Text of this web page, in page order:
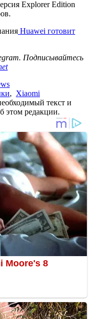
Explorer Edition
Huawei готовит
Подписывайтесь
, Xiaomi
текст и
этом редакции.